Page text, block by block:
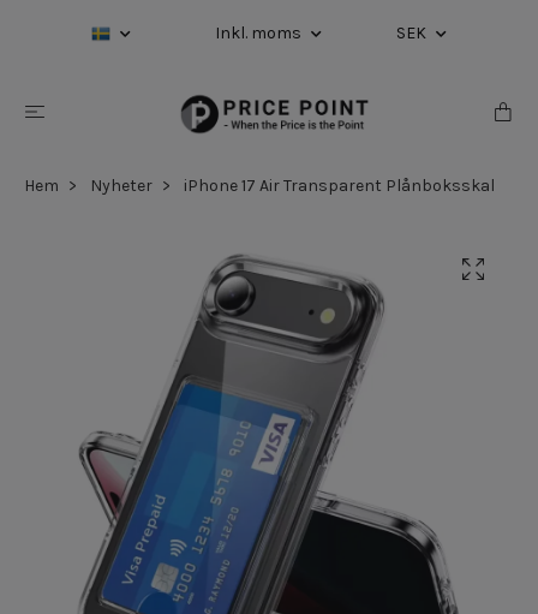
Inkl. moms SEK
Hem Nyheter iPhone 17 Air Transparent Plånboksskal